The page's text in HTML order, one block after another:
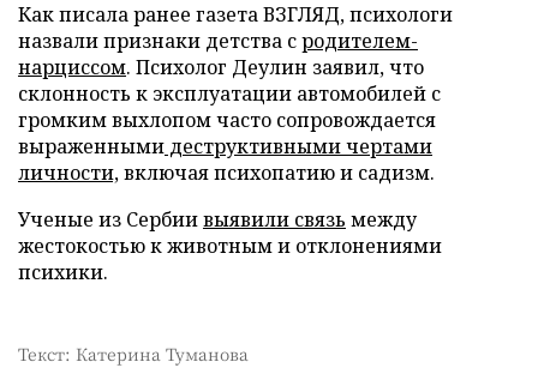
Как писала ранее газета ВЗГЛЯД, психологи
назвали признаки детства сродителем-
нарциссом. Психолог Деулин заявил, что
склонность к эксплуатации автомобилей с
громким выхлопом часто сопровождается
выраженными деструктивными чертами
личности,включая психопатию и садизм.
Ученые из Сербиивыявили связь между
жестокостью к животным и отклонениями
психики.
Текст: Катерина Туманова